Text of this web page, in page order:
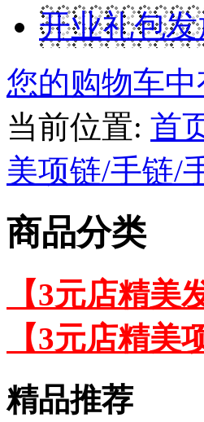
开业礼包
您的购物车
当前位置: 首
美项链/手链/
商品分类
【3元店精美
【3元店精美
精品推荐